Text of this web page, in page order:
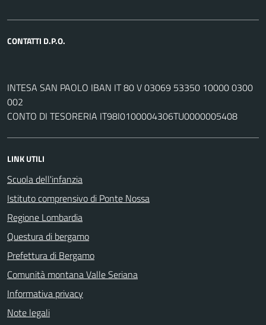
CONTATTI D.P.O.
INTESA SAN PAOLO IBAN IT 80 V 03069 53350 10000 0300
002
CONTO DI TESORERIA IT98I0100004306TU0000005408
LINK UTILI
Scuola dell'infanzia
Istituto comprensivo di Ponte Nossa
Regione Lombardia
Questura di bergamo
Prefettura di Bergamo
Comunità montana Valle Seriana
Informativa privacy
Note legali